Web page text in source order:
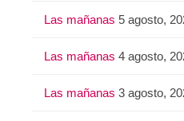
Las mañanas 5 agosto,
Las mañanas 4 agosto,
Las mañanas 3 agosto,